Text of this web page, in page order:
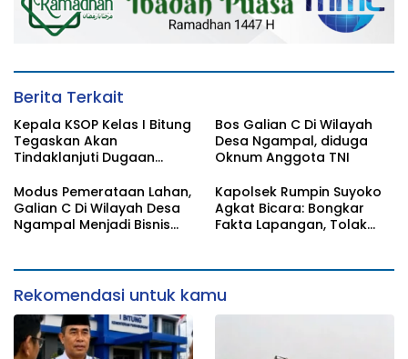
Berita Terkait
Kepala KSOP Kelas I Bitung
Tegaskan Akan
Tindaklanjuti Dugaan
Kanal Pengaduan
Masyarakat
Bos Galian C Di Wilayah
Desa Ngampal, diduga
Oknum Anggota TNI
Modus Pemerataan Lahan,
Galian C Di Wilayah Desa
Ngampal Menjadi Bisnis
Kapolsek Rumpin Suyoko
Agkat Bicara: Bongkar
Fakta Lapangan, Tolak
Pun Tarik Keterangan!
Rekomendasi untuk kamu